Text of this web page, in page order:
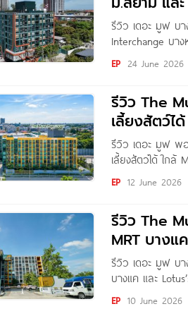
รีวิว เดอะ มูฟ บา
Interchange บา
Condonayoo ทุก
EP 24 June 2026
รีวิว The
เลี้ยงสัตว์ไ
รีวิว เดอะ มูฟ พ
เลี้ยงสัตว์ได้ ใกล้
Thitapa สวัสดีค่ะ
EP 12 June 2026
รีวิว The
MRT บางแ
รีวิว เดอะ มูฟ บา
บางแค และ
Condonayoo ทุ
EP 10 June 2026